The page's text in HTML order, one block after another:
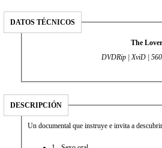
DATOS TÉCNICOS
The
DVDRip | XviD |
DESCRIPCIÓN
Un documental que instruye e invita a